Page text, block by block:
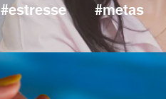
#estresse #metas